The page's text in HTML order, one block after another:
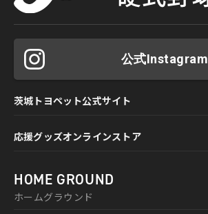
公式Instagram
茨城トヨペット公式サイト
応援グッズオンラインストア
HOME GROUND
ホームグラウンド